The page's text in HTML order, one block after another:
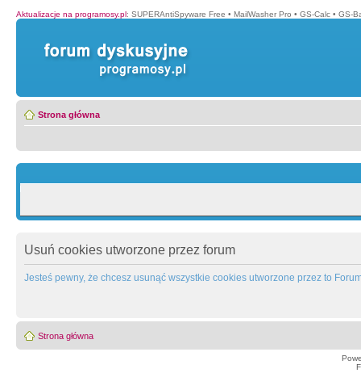
Aktualizacje na programosy.pl: SUPERAntiSpyware Free • MailWasher Pro • GS-Calc • GS-
Strona główna
Usuń cookies utworzone przez forum
Jesteś pewny, że chcesz usunąć wszystkie cookies utworzone przez to
Strona główna